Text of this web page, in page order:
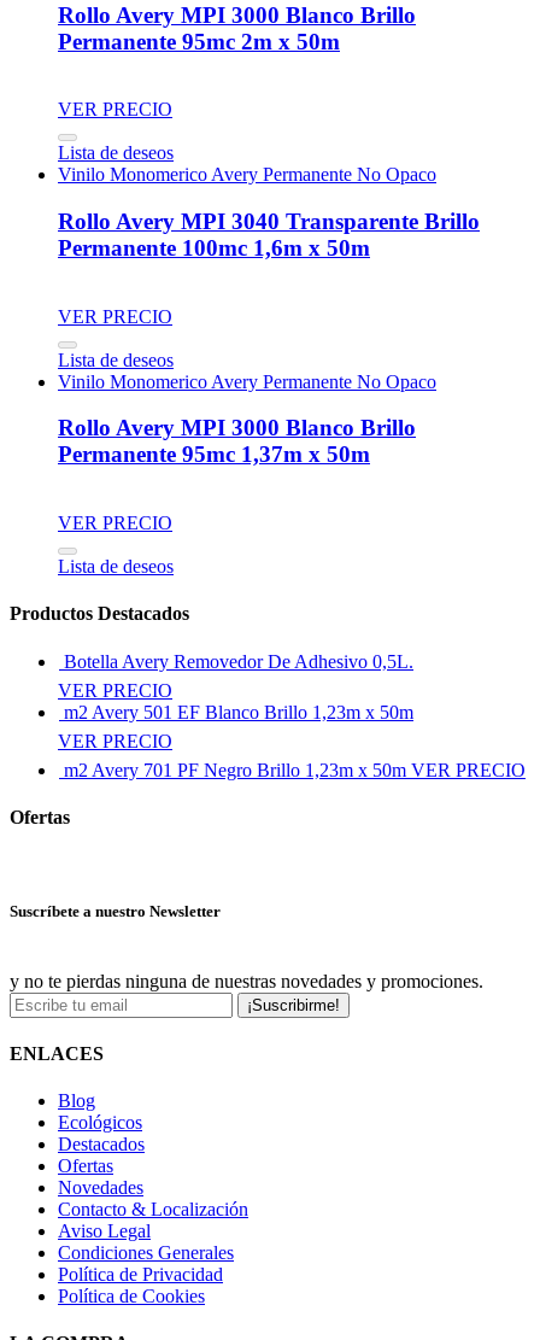
Rollo Avery MPI 3000 Blanco Brillo
Permanente 95mc 2m x 50m
VER PRECIO
Lista de deseos
Vinilo Monomerico Avery Permanente No Opaco
Rollo Avery MPI 3040 Transparente Brillo
Permanente 100mc 1,6m x 50m
VER PRECIO
Lista de deseos
Vinilo Monomerico Avery Permanente No Opaco
Rollo Avery MPI 3000 Blanco Brillo
Permanente 95mc 1,37m x 50m
VER PRECIO
Lista de deseos
Productos Destacados
Botella Avery Removedor De Adhesivo 0,5L.
VER PRECIO
m2 Avery 501 EF Blanco Brillo 1,23m x 50m
VER PRECIO
m2 Avery 701 PF Negro Brillo 1,23m x 50m VER PRECIO
Ofertas
Suscríbete a nuestro Newsletter
y no te pierdas ninguna de nuestras novedades y promociones.
¡Suscribirme!
ENLACES
Blog
Ecológicos
Destacados
Ofertas
Novedades
Contacto & Localización
Aviso Legal
Condiciones Generales
Política de Privacidad
Política de Cookies